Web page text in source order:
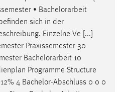
(s.
•Bachelorarbeit
sich in der
Einzelne Ve [...]
Praxissemester 30